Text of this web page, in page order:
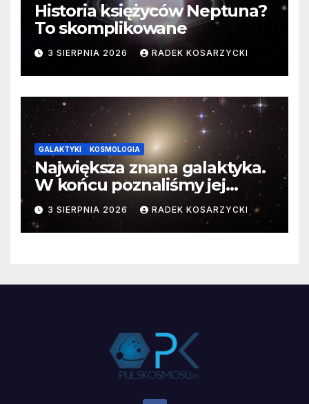
Historia księżyców Neptuna?
To skomplikowane
3 SIERPNIA 2026 RADEK KOSARZYCKI
GALAKTYKI KOSMOLOGIA
Największa znana galaktyka.
W końcu poznaliśmy jej
faktyczne wymiary
3 SIERPNIA 2026 RADEK KOSARZYCKI